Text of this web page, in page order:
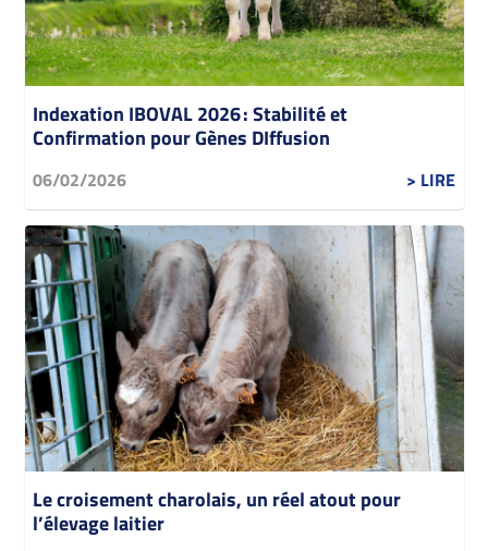
Indexation IBOVAL 2026 : Stabilité et
Confirmation pour Gènes DIffusion
06/02/2026 > LIRE
Le croisement charolais, un réel atout pour
l’élevage laitier